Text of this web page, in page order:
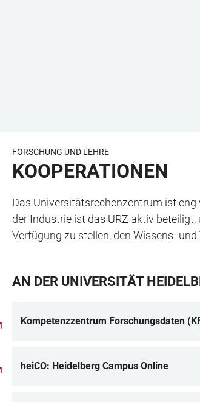
FORSCHUNG UND LEHRE
KOOPERATIONEN
Das Universitätsrechenzentrum ist
der Industrie ist das URZ aktiv
Verfügung zu stellen, den Wissens-
AN DER UNIVERSITÄT
Kompetenzzentrum Forschungsdaten
heiCO: Heidelberg Campus Online